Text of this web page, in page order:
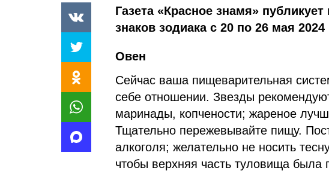
Газета «Красное знамя»
знаков зодиака с 20 по 26 мая 2024
Овен
Сейчас ваша пищеварительная
себе отношении. Звезды
маринады, копчености; жареное
Тщательно пережевывайте пищу.
алкоголя; желательно не носить
чтобы верхняя часть туловища была